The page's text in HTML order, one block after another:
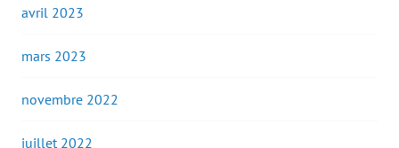
avril 2023
mars 2023
novembre 2022
juillet 2022